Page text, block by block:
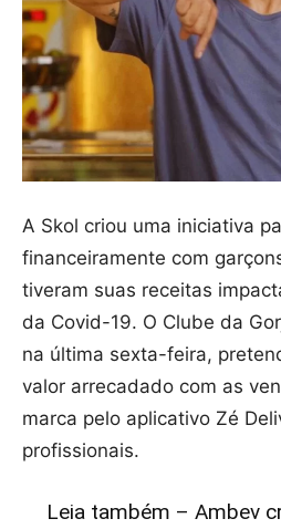
A Skol criou uma iniciativa
financeiramente com
tiveram suas receitas
da Covid-19. O Clube da
na última sexta-feira,
valor arrecadado com as
marca pelo aplicativo Zé
profissionais.
Leia também – Ambev